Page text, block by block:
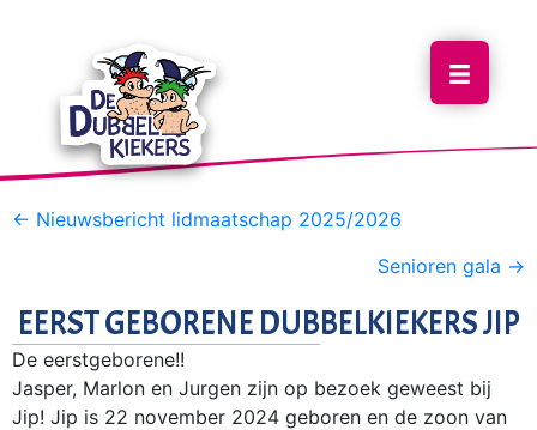
POSTS
← Nieuwsbericht lidmaatschap 2025/2026
Senioren gala →
EERST GEBORENE DUBBELKIEKERS JIP
De eerstgeborene!!
Jasper, Marlon en Jurgen zijn op bezoek geweest bij
Jip! Jip is 22 november 2024 geboren en de zoon van